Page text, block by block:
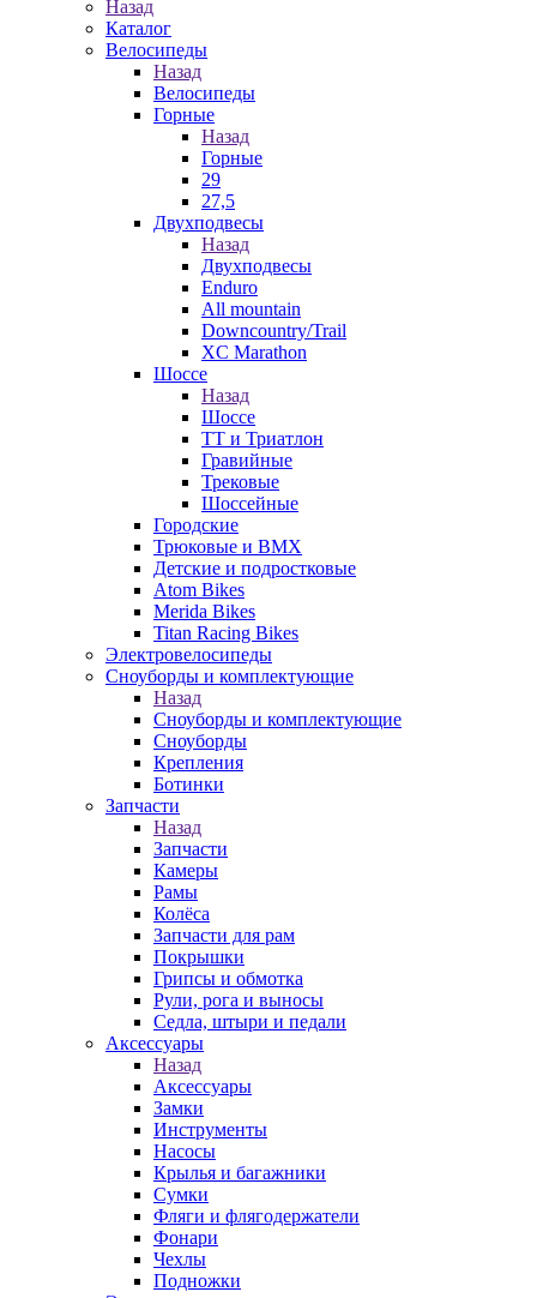
Назад
Каталог
Велосипеды
Назад
Велосипеды
Горные
Назад
Горные
29
27,5
Двухподвесы
Назад
Двухподвесы
Enduro
All mountain
Downcountry/Trail
XC Marathon
Шоссе
Назад
Шоссе
ТТ и Триатлон
Гравийные
Трековые
Шоссейные
Городские
Трюковые и BMX
Детские и подростковые
Atom Bikes
Merida Bikes
Titan Racing Bikes
Электровелосипеды
Cноуборды и комплектующие
Назад
Cноуборды и комплектующие
Сноуборды
Крепления
Ботинки
Запчасти
Назад
Запчасти
Камеры
Рамы
Колёса
Запчасти для рам
Покрышки
Грипсы и обмотка
Рули, рога и выносы
Седла, штыри и педали
Аксессуары
Назад
Аксессуары
Замки
Инструменты
Насосы
Крылья и багажники
Сумки
Фляги и флягодержатели
Фонари
Чехлы
Подножки